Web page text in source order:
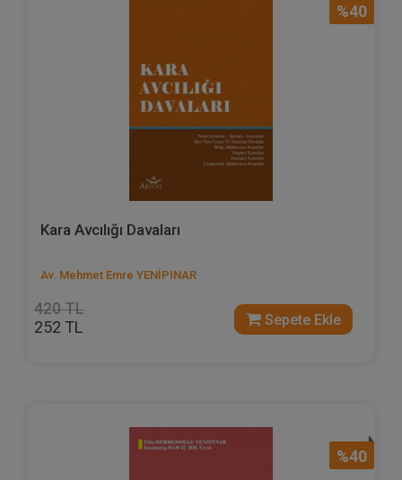
%40
Kara Avcılığı Davaları
Av. Mehmet Emre YENİPINAR
420 TL
252 TL Sepete Ekle
%40